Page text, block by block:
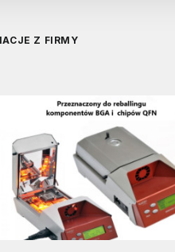
Z FIRMY